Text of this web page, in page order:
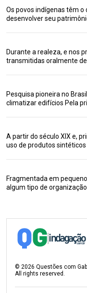
Os povos indígenas têm
desenvolver seu
Durante a realeza, e nos
transmitidas oralmente
Pesquisa pioneira no
climatizar edifícios Pela
A partir do século XIX e,
uso de produtos
Fragmentada em
algum tipo de
© 2026 Questões com
All rights reserved.